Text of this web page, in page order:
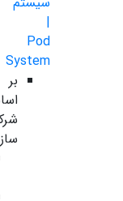
|
Pod
System
بر